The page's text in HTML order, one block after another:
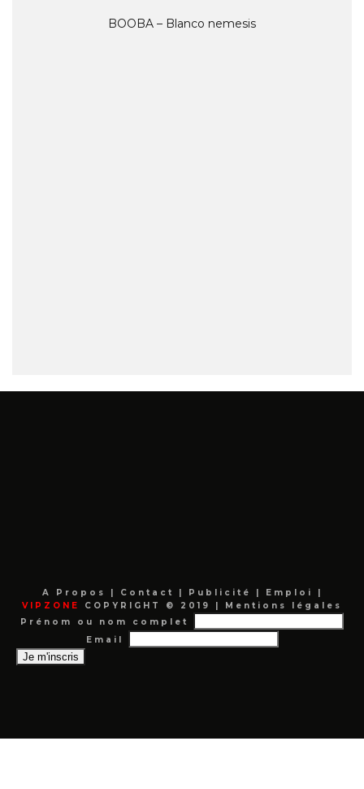
BOOBA – Blanco nemesis
A Propos | Contact | Publicité | Emploi
|
VIPZONE
COPYRIGHT © 2019 |
Mentions légales
Prénom ou nom complet
Email